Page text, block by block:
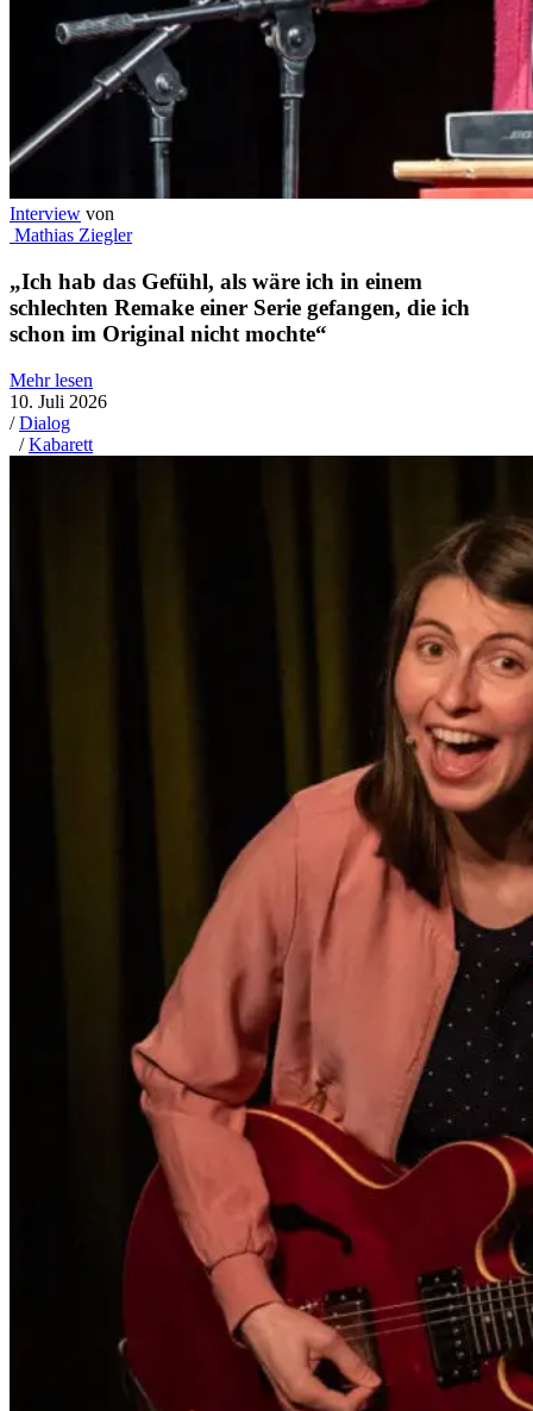
Interview von
Mathias Ziegler
„Ich hab das Gefühl, als wäre ich in einem
schlechten Remake einer Serie gefangen, die ich
schon im Original nicht mochte“
Mehr lesen
10. Juli 2026
/Dialog
/Kabarett